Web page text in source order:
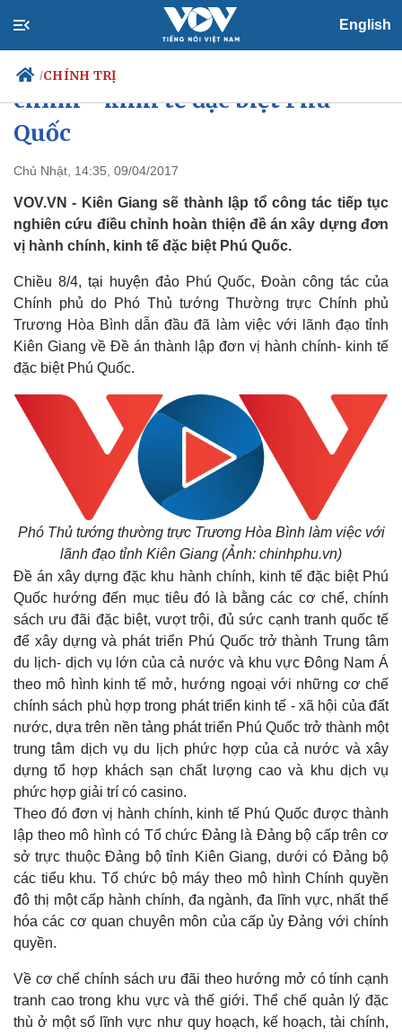
English
/CHÍNH TRỊ
Chính trị
Tổ chức nhân sự
Quốc hội
Nhận diện sự thật
Tin 24h
Dự báo thời tiết
Giáo dục
Dấu ấn VOV
Biển đảo
Nghiên cứu lập đơn vị hành
chính - kinh tế đặc biệt Phú
Quốc
Chủ Nhật, 14:35, 09/04/2017
VOV.VN - Kiên Giang sẽ thành lập tổ công tác tiếp tục
nghiên cứu điều chỉnh hoàn thiện đề án xây dựng đơn
vị hành chính, kinh tế đặc biệt Phú Quốc.
Chiều 8/4, tại huyện đảo Phú Quốc, Đoàn công tác của
Chính phủ do Phó Thủ tướng Thường trực Chính phủ
Trương Hòa Bình dẫn đầu đã làm việc với lãnh đạo tỉnh
Kiên Giang về Đề án thành lập đơn vị hành chính- kinh tế
đặc biệt Phú Quốc.
Phó Thủ tướng thường trực Trương Hòa Bình làm việc với
lãnh đạo tỉnh Kiên Giang (Ảnh: chinhphu.vn)
Đề án xây dựng đặc khu hành chính, kinh tế đặc biệt Phú
Quốc hướng đến mục tiêu đó là bằng các cơ chế, chính
sách ưu đãi đặc biệt, vượt trội, đủ sức cạnh tranh quốc tế
để xây dựng và phát triển Phú Quốc trở thành Trung tâm
du lịch- dịch vụ lớn của cả nước và khu vực Đông Nam Á
theo mô hình kinh tế mở, hướng ngoại với những cơ chế
chính sách phù hợp trong phát triển kinh tế - xã hội của đất
nước, dựa trên nền tảng phát triển Phú Quốc trở thành một
trung tâm dịch vụ du lịch phức hợp của cả nước và xây
dựng tổ hợp khách sạn chất lượng cao và khu dịch vụ
phức hợp giải trí có casino.
Theo đó đơn vị hành chính, kinh tế Phú Quốc được thành
lập theo mô hình có Tổ chức Đảng là Đảng bộ cấp trên cơ
sở trực thuộc Đảng bộ tỉnh Kiên Giang, dưới có Đảng bộ
các tiểu khu. Tổ chức bộ máy theo mô hình Chính quyền
đô thị một cấp hành chính, đa ngành, đa lĩnh vực, nhất thể
hóa các cơ quan chuyên môn của cấp ủy Đảng với chính
quyền.
Về cơ chế chính sách ưu đãi theo hướng mở có tính cạnh
tranh cao trong khu vực và thế giới. Thể chế quản lý đặc
thù ở một số lĩnh vực như quy hoạch, kế hoạch, tài chính,